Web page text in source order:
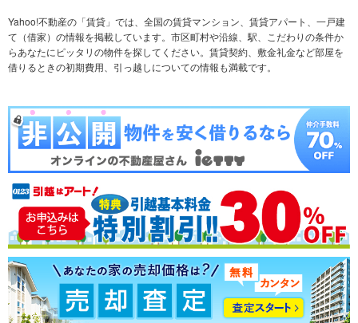
不動産会社から探す 希望の条件から探す
テーマから探す ランキングから探す
新築マンション 中古マンション
新築一戸建て 中古一戸建て
注文住宅 土地
売却査定
マンションカタログ 教えて！住まいの先生
Yahoo!不動産の「賃貸」では、全国の賃貸マンション、賃貸アパート、一戸建
て（借家）の情報を掲載しています。市区町村や沿線、駅、こだわりの条件か
らあなたにピッタリの物件を探してください。賃貸契約、敷金礼金など部屋を
借りるときの初期費用、引っ越しについての情報も満載です。